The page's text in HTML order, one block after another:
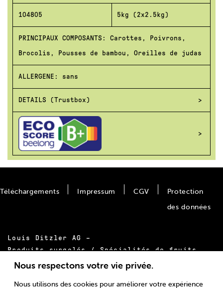
Nous respectons votre vie privée.
Nous utilisons des cookies pour améliorer votre expérience
104805 5kg (2x2.5kg)
PRINCIPAUX COMPOSANTS: Carottes, Poivrons,
Brocolis, Pousses de bambou, Oreilles de judas
ALLERGENE: sans
DETAILS (Trustbox)
Louis Ditzler AG –
Produits surgelés / Spécialités de fruits
Bäumlimattstrasse 20
Téléchargements Impressum CGV
Protection
des données